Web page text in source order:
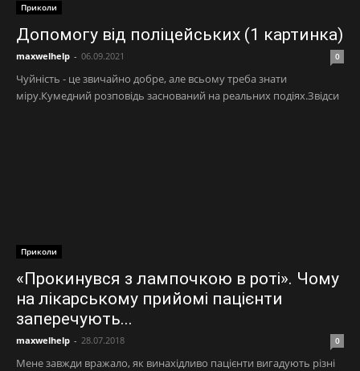
Приколи
Допомогу від поліцейських (1 картинка)
maxwelhelp - 06.09.2021 0
Чуйність - це звичайно добре, але всьому треба знати
міру.Кумедний розповідь заснований на реальних подіях.Звідси
Приколи
«Прокинувся з лампочкою в роті». Чому
на лікарському прийомі пацієнти
заперечують...
maxwelhelp - 28.07.2018 0
Мене завжди вражало, як винахідливо пацієнти вигадують різні